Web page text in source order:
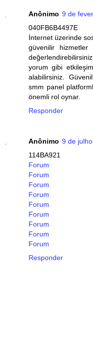
Anônimo 9 de
040FB6B4497E
İnternet üzerinde
güvenilir hizmetler
yorum gibi
alabilirsiniz.
smm panel
önemli rol oynar.
Responder
Anônimo 9 de
114BA921
Forum
Forum
Forum
Forum
Forum
Forum
Forum
Forum
Forum
Responder